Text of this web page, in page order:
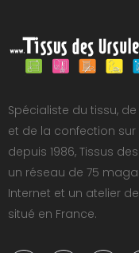
Spécialiste du tissu,
et de la confection sur
depuis 1986, Tissus
un réseau de 75
Internet et un atelier
situé en France.